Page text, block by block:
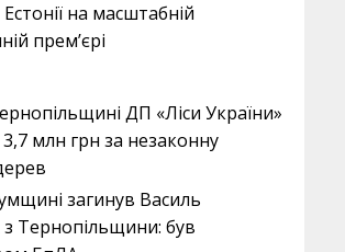
на масштабній
прем’єрі
ДП «Ліси України»
млн грн за незаконну
загинув Василь
Тернопільщини: був